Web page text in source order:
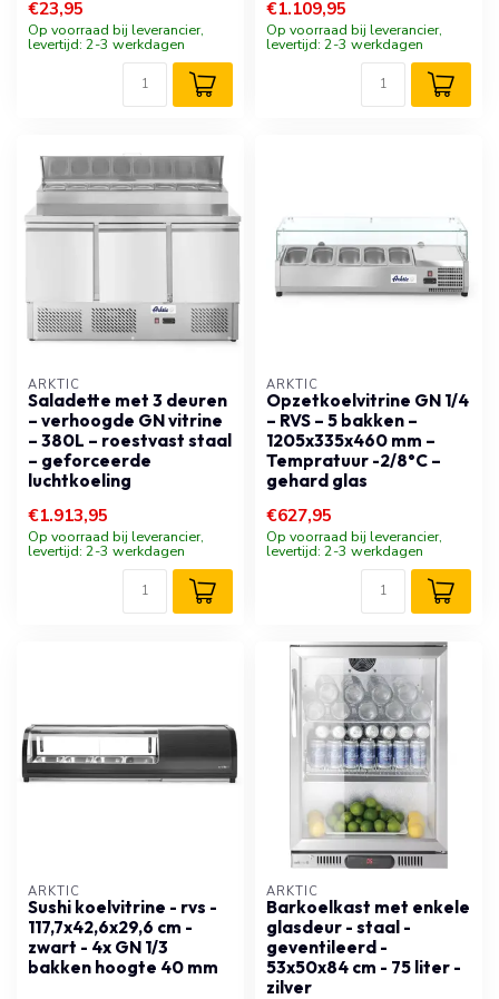
€23,95
Op voorraad bij leverancier,
levertijd: 2-3 werkdagen
€1.109,95
Op voorraad bij leverancier,
levertijd: 2-3 werkdagen
ARKTIC
Saladette met 3 deuren
– verhoogde GN vitrine
– 380L – roestvast staal
– geforceerde
luchtkoeling
€1.913,95
Op voorraad bij leverancier,
levertijd: 2-3 werkdagen
ARKTIC
Opzetkoelvitrine GN 1/4
– RVS – 5 bakken –
1205x335x460 mm –
Tempratuur -2/8°C –
gehard glas
€627,95
Op voorraad bij leverancier,
levertijd: 2-3 werkdagen
ARKTIC
Sushi koelvitrine - rvs -
117,7x42,6x29,6 cm -
zwart - 4x GN 1/3
bakken hoogte 40 mm
ARKTIC
Barkoelkast met enkele
glasdeur - staal -
geventileerd -
53x50x84 cm - 75 liter -
zilver